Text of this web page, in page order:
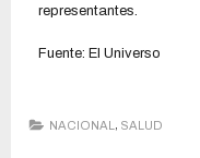
representantes.
Fuente: El Universo
NACIONAL SALUD